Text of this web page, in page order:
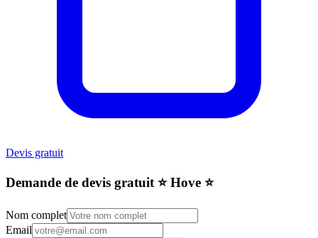
Devis gratuit
Demande de devis gratuit ⭐️ Hove ⭐️
Nom complet
Email